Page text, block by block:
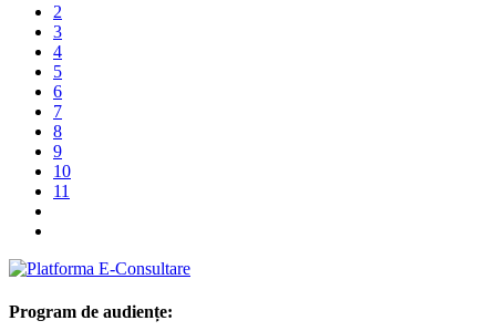
2
3
4
5
6
7
8
9
10
11
Program de audiențe: